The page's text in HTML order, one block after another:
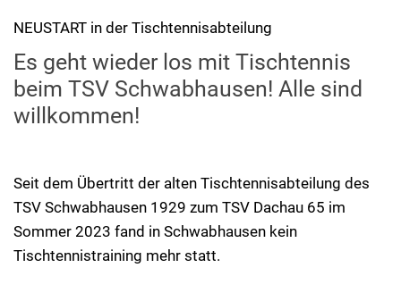
NEUSTART in der Tischtennisabteilung
Es geht wieder los mit Tischtennis
beim TSV Schwabhausen! Alle sind
willkommen!
Seit dem Übertritt der alten Tischtennisabteilung des
TSV Schwabhausen 1929 zum TSV Dachau 65 im
Sommer 2023 fand in Schwabhausen kein
Tischtennistraining mehr statt.